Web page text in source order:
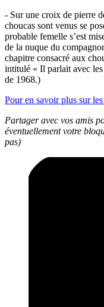
- Sur une croix de pierre
choucas sont venus se
probable femelle s’est
de la nuque du
chapitre consacré aux
intitulé « Il parlait avec
de 1968.)
Pour en savoir plus sur
Partager avec vos amis
éventuellement votre
pas)